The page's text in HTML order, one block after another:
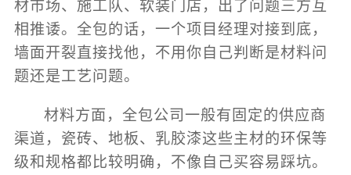
材市场、施工队、软装门店，出了问题三方互
相推诿。全包的话，一个项目经理对接到底，
墙面开裂直接找他，不用你自己判断是材料问
题还是工艺问题。
材料方面，全包公司一般有固定的供应商
渠道，瓷砖、地板、乳胶漆这些主材的环保等
级和规格都比较明确，不像自己买容易踩坑。